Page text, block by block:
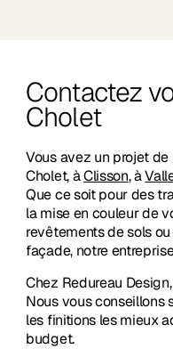
Contactez
Cholet
Vous avez un projet
Cholet, àClisson, à
Que ce soit pour des
la mise en couleur de
revêtements de sols
façade, notre
Chez Redureau
Nous vous conseillons
les finitions les mieux
budget.